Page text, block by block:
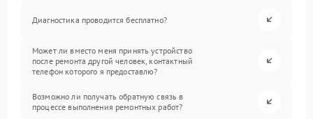
Диагностика проводится бесплатно?
Может ли вместо меня принять устройство
после ремонта другой человек, контактный
телефон которого я предоставлю?
Возможно ли получать обратную связь в
процессе выполнения ремонтных работ?